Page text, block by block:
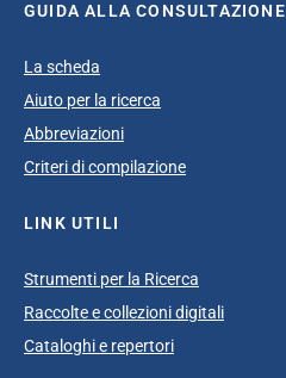
GUIDA ALLA CONSULTAZIONE
La scheda
Aiuto per la ricerca
Abbreviazioni
Criteri di compilazione
LINK UTILI
Strumenti per la Ricerca
Raccolte e collezioni digitali
Cataloghi e repertori